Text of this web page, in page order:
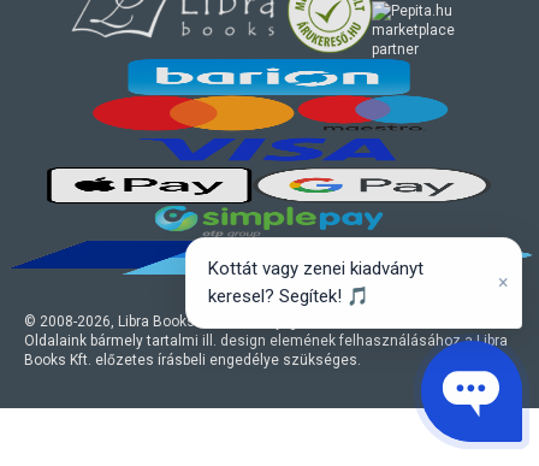
© 2008-2026, Libra Books Kft. Minden jog fenntartva.
Oldalaink bármely tartalmi ill. design elemének felhasználásához a Libra
Books Kft. előzetes írásbeli engedélye szükséges.
marketplace
partner
Kottát vagy zenei kiadványt
keresel? Segítek! 🎵
×